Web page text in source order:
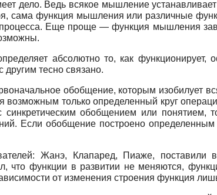
дело. Ведь всякое мышление
сама функция мышления или различные
процесса. Еще проще — функция мышления
абсолютно то, как функционирует,
тесно связано.
обобщение, которым изобилует
возможным только определенный круг
обобщением или понятием, то
Если обобщение построено
Жанэ, Клапаред, Пиаже,
что функции в развитии не меняются,
от изменения строения функция